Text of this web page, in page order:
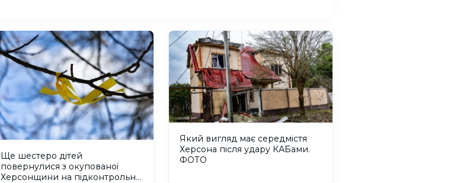
Ще шестеро дітей
повернулися з окупованої
Херсонщини на підконтрольну
Який вигляд має середмістя
Херсона після удару КАБами.
ФОТО